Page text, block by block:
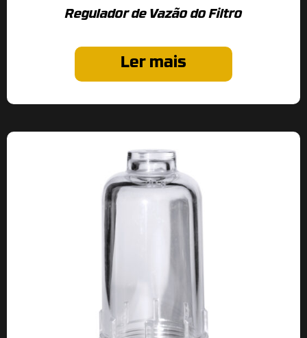
Regulador de Vazão do Filtro
Ler mais